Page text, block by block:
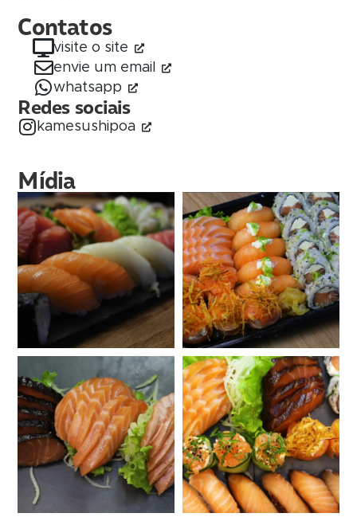
Contatos
visite o site
envie um email
whatsapp
Redes sociais
kamesushipoa
Mídia